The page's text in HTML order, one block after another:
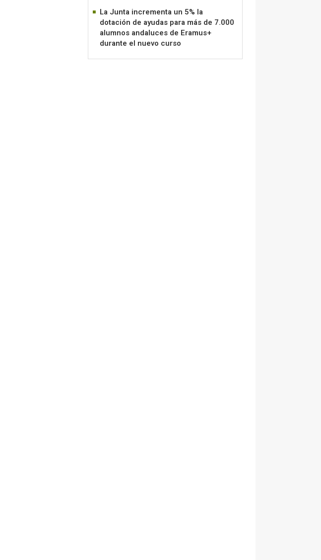
La Junta incrementa un 5% la
dotación de ayudas para más de 7.000
alumnos andaluces de Eramus+
durante el nuevo curso